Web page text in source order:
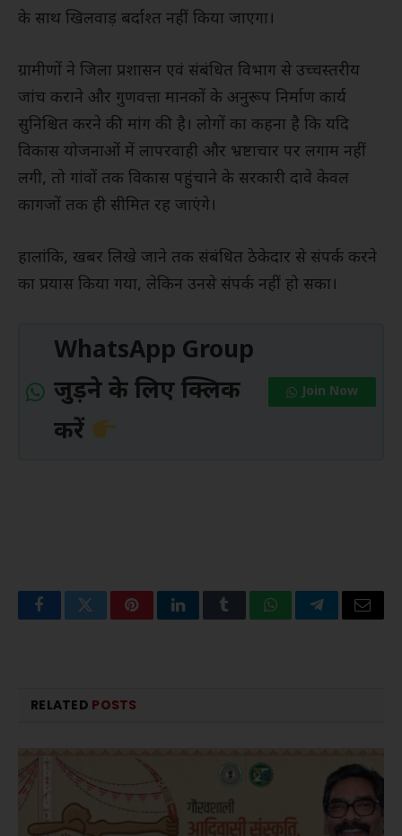
के साथ खिलवाड़ बर्दाश्त नहीं किया जाएगा।
ग्रामीणों ने जिला प्रशासन एवं संबंधित विभाग से उच्चस्तरीय
जांच कराने और गुणवत्ता मानकों के अनुरूप निर्माण कार्य
सुनिश्चित करने की मांग की है। लोगों का कहना है कि यदि
विकास योजनाओं में लापरवाही और भ्रष्टाचार पर लगाम नहीं
लगी, तो गांवों तक विकास पहुंचाने के सरकारी दावे केवल
कागजों तक ही सीमित रह जाएंगे।
हालांकि, खबर लिखे जाने तक संबंधित ठेकेदार से संपर्क करने
का प्रयास किया गया, लेकिन उनसे संपर्क नहीं हो सका।
WhatsApp Group
जुड़ने के लिए क्लिक
करें
Join Now
FacebookTwitterPinterestLinkedInTumblrWhatsAppTelegramEmail
RELATED POSTS